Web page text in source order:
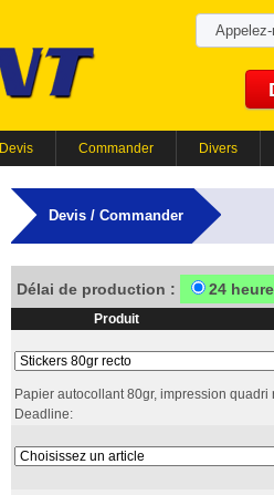
Devis Commander Divers
Devis / Commander
Délai de production : 24
Produit
Papier autocollant 80gr, impression quadri
Deadline: